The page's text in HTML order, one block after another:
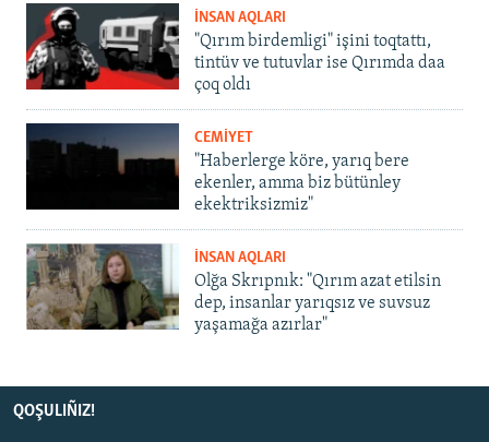
İNSAN AQLARI
"Qırım birdemligi" işini toqtattı,
tintüv ve tutuvlar ise Qırımda daa
çoq oldı
CEMİYET
"Haberlerge köre, yarıq bere
ekenler, amma biz bütünley
ekektriksizmiz"
İNSAN AQLARI
Olğa Skrıpnık: "Qırım azat etilsin
dep, insanlar yarıqsız ve suvsuz
yaşamağa azırlar"
QOŞULIÑIZ!